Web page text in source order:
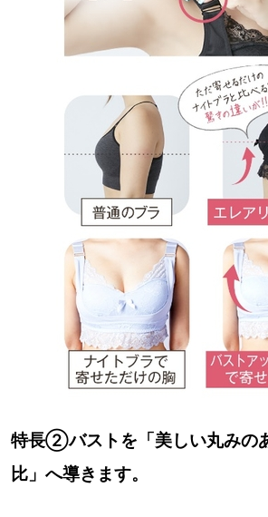
特長②バストを「美しい丸みの
比」へ導きます。